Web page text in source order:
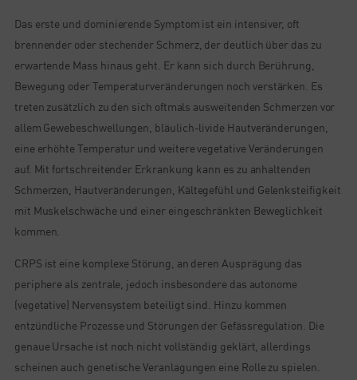
Das erste und dominierende Symptom ist ein intensiver, oft
brennender oder stechender Schmerz, der deutlich über das zu
erwartende Mass hinaus geht. Er kann sich durch Berührung,
Bewegung oder Temperaturveränderungen noch verstärken. Es
treten zusätzlich zu den sich oftmals ausweitenden Schmerzen vor
allem Gewebeschwellungen, bläulich-livide Hautveränderungen,
eine erhöhte Temperatur und weitere vegetative Veränderungen
auf. Mit fortschreitender Erkrankung kann es zu anhaltenden
Schmerzen, Hautveränderungen, Kältegefühl und Gelenksteifigkeit
mit Muskelschwäche und einer eingeschränkten Beweglichkeit
kommen.
CRPS ist eine komplexe Störung, an deren Ausprägung das
periphere als zentrale, jedoch insbesondere das autonome
(vegetative) Nervensystem beteiligt sind. Hinzu kommen
entzündliche Prozesse und Störungen der Gefässregulation. Die
genaue Ursache ist noch nicht vollständig geklärt, allerdings
scheinen auch genetische Veranlagungen eine Rolle zu spielen.